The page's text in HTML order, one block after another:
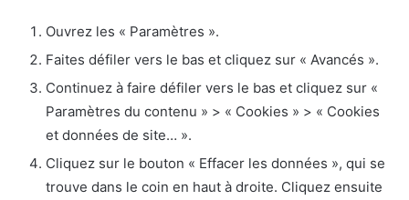
Ouvrez les « Paramètres ».
Faites défiler vers le bas et cliquez sur « Avancés ».
Continuez à faire défiler vers le bas et cliquez sur «
Paramètres du contenu » > « Cookies » > « Cookies
et données de site… ».
Cliquez sur le bouton « Effacer les données », qui se
trouve dans le coin en haut à droite. Cliquez ensuite